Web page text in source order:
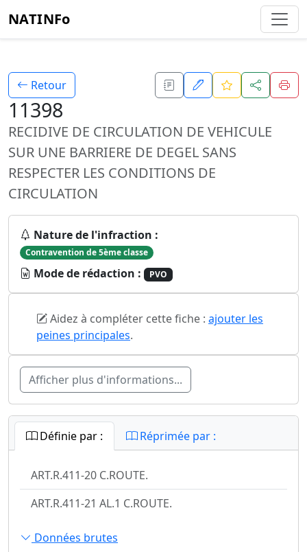
NATINFo
Retour
11398
RECIDIVE DE CIRCULATION DE VEHICULE
SUR UNE BARRIERE DE DEGEL SANS
RESPECTER LES CONDITIONS DE
CIRCULATION
Nature de l'infraction :
Contravention de 5ème classe
Mode de rédaction : PVO
Aidez à compléter cette fiche : ajouter les
peines principales.
Afficher plus d'informations...
Définie par : Réprimée par :
ART.R.411-20 C.ROUTE.
ART.R.411-21 AL.1 C.ROUTE.
Données brutes